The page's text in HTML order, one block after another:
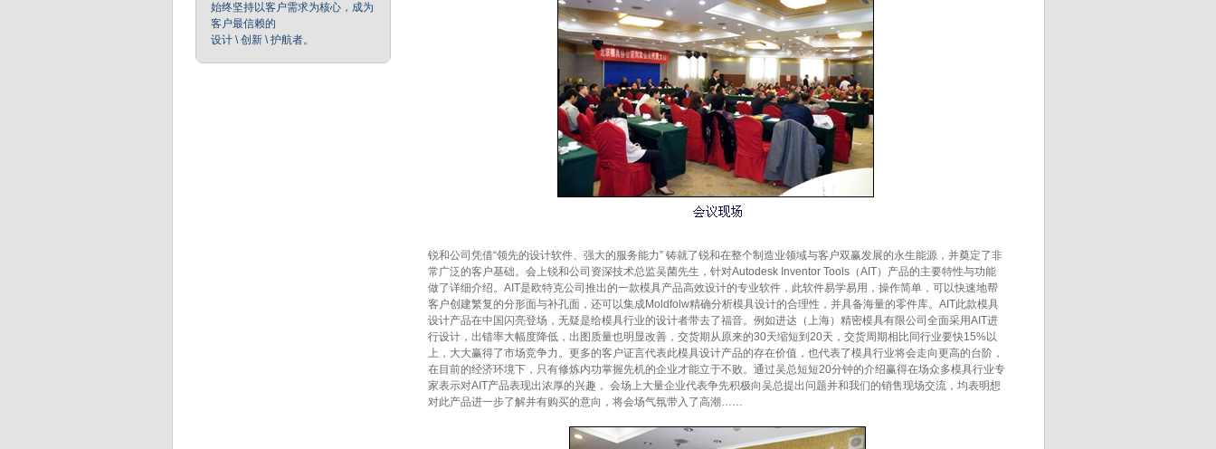
始终坚持以客户需求为核心，成为
客户最信赖的
设计 \ 创新 \ 护航者。
锐和公司凭借“领先的设计软件、强大的服务能力” 铸就了锐和在整个制造业领域与客户双赢发展的永生能源，并奠定了非
常广泛的客户基础。会上锐和公司资深技术总监吴菌先生，针对Autodesk Inventor Tools（AIT）产品的主要特性与功能
做了详细介绍。AIT是欧特克公司推出的一款模具产品高效设计的专业软件，此软件易学易用，操作简单，可以快速地帮
客户创建繁复的分形面与补孔面，还可以集成Moldfolw精确分析模具设计的合理性，并具备海量的零件库。AIT此款模具
设计产品在中国闪亮登场，无疑是给模具行业的设计者带去了福音。例如进达（上海）精密模具有限公司全面采用AIT进
行设计，出错率大幅度降低，出图质量也明显改善，交货期从原来的30天缩短到20天，交货周期相比同行业要快15%以
上，大大赢得了市场竞争力。更多的客户证言代表此模具设计产品的存在价值，也代表了模具行业将会走向更高的台阶，
在目前的经济环境下，只有修炼内功掌握先机的企业才能立于不败。通过吴总短短20分钟的介绍赢得在场众多模具行业专
家表示对AIT产品表现出浓厚的兴趣， 会场上大量企业代表争先积极向吴总提出问题并和我们的销售现场交流，均表明想
对此产品进一步了解并有购买的意向，将会场气氛带入了高潮……